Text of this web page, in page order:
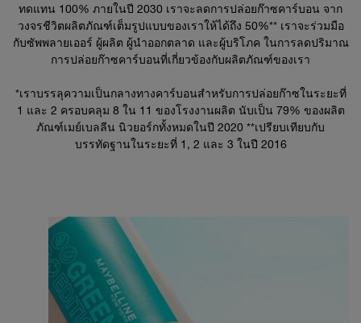
ทดแทน 100% ภายในปี 2030 เราจะลดการปล่อยก๊าซคาร์บอน จาก
วงจรชีวิตผลิตภัณฑ์เต็มรูปแบบของเราให้ได้ถึง 50%** เราจะร่วมมือ
กับซัพพลายเออร์ ผู้ผลิต ผู้นำออกตลาด และผู้บริโภค ในการลดปริมาณ
การปล่อยก๊าซคาร์บอนที่เกี่ยวข้องกับผลิตภัณฑ์ของเรา
*เราบรรลุความเป็นกลางทางคาร์บอนสำหรับการปล่อยก๊าซในระยะที่
1 และ 2 ครอบคลุม 8 ใน 11 ของโรงงานผลิต นับเป็น 79% ของผลิต
ภัณฑ์เมย์เบลลีน นิวยอร์กทั้งหมดในปี 2020 **เปรียบเทียบกับ
บรรทัดฐานในระยะที่ 1, 2 และ 3 ในปี 2016